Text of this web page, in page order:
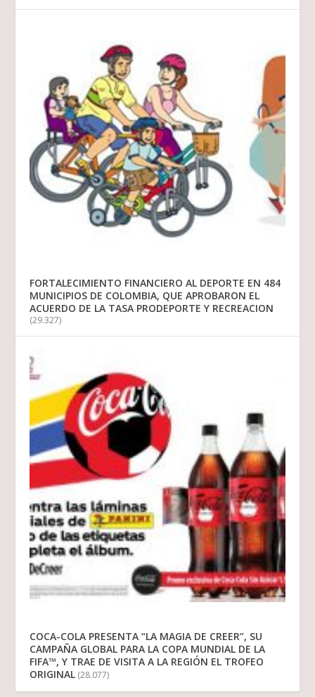
FORTALECIMIENTO FINANCIERO AL DEPORTE EN 484
MUNICIPIOS DE COLOMBIA, QUE APROBARON EL
ACUERDO DE LA TASA PRODEPORTE Y RECREACION
(29.327)
COCA-COLA PRESENTA “LA MAGIA DE CREER”, SU
CAMPAÑA GLOBAL PARA LA COPA MUNDIAL DE LA
FIFA™, Y TRAE DE VISITA A LA REGIÓN EL TROFEO
ORIGINAL (28.077)